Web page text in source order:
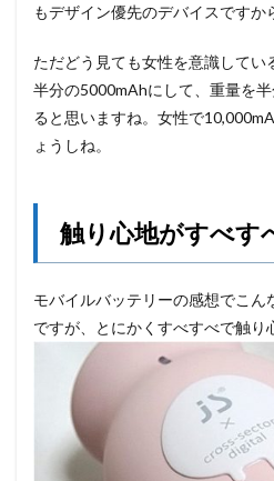
もデザイン優先のデバイスですか
ただどう見ても女性を意識してい
半分の5000mAhにして、重量を
ると思いますね。女性で
ょうしね。
触り心地がすべす
モバイルバッテリーの感想でこ
ですが、とにかくすべすべで触り